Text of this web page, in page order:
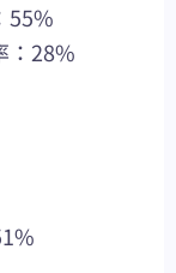
55%
：28%